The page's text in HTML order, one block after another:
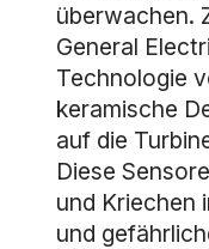
überwachen.
General
Technologie
keramische
auf die
Diese
und Kriechen
und